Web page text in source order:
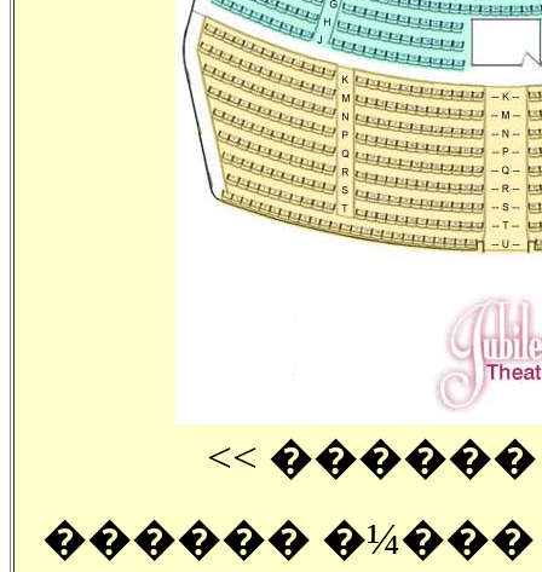
<< ������
������ �¼���